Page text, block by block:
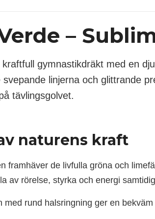
–
gymnastikdräkt med en
linjerna och glittrande
tävlingsgolvet.
naturens kraft
framhäver de livfulla gröna och
av rörelse, styrka och energi
med rund halsringning ger en